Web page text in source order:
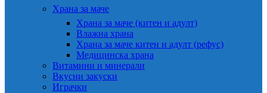
Храна за маче
Храна за маче (китен и адулт)
Влажна храна
Храна за маче китен и адулт (рефус)
Медицинска храна
Витамини и минерали
Вкусни закуски
Играчки